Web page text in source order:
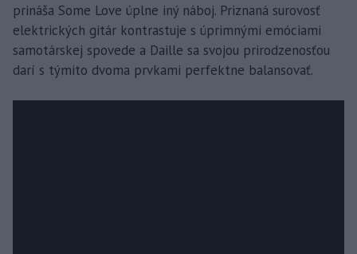
prináša Some Love úplne iný náboj. Priznaná surovosť
elektrických gitár kontrastuje s úprimnými emóciami
samotárskej spovede a Daille sa svojou prirodzenosťou
darí s týmito dvoma prvkami perfektne balansovať.